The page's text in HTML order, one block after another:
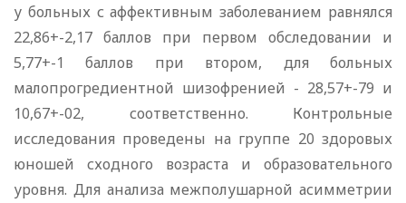
у больных с аффективным заболеванием равнялся
22,86+-2,17 баллов при первом обследовании и
5,77+-1 баллов при втором, для больных
малопрогредиентной шизофренией - 28,57+-79 и
10,67+-02, соответственно. Контрольные
исследования проведены на группе 20 здоровых
юношей сходного возраста и образовательного
уровня. Для анализа межполушарной асимметрии